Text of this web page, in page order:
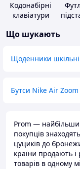
Кодонабірні
клавіатури
Що шукають
Щоденники шкільні
Бутси Nike Air
Prom —
покупців
цуциків до
країни продають
товарів в одному